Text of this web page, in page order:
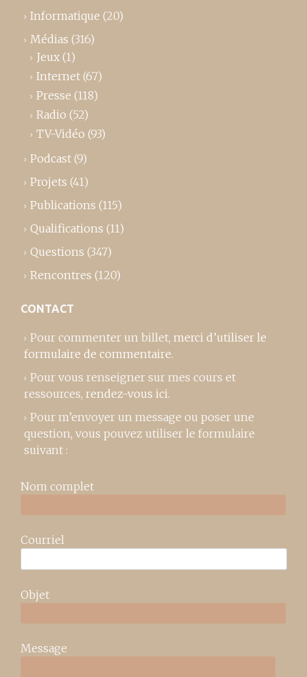
Informatique (20)
Médias (316)
Jeux (1)
Internet (67)
Presse (118)
Radio (52)
TV-Vidéo (93)
Podcast (9)
Projets (41)
Publications (115)
Qualifications (11)
Questions (347)
Rencontres (120)
CONTACT
Pour commenter un billet, merci d’utiliser le
formulaire de commentaire.
Pour vous renseigner sur mes cours et
ressources, rendez-vous ici.
Pour m’envoyer un message ou poser une
question, vous pouvez utiliser le formulaire
suivant :
Nom complet
Courriel
Objet
Message